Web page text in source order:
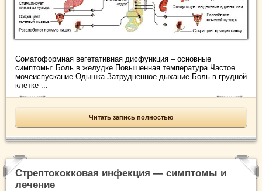
Соматоформная вегетативная дисфункция – основные
симптомы: Боль в желудке Повышенная температура Частое
мочеиспускание Одышка Затрудненное дыхание Боль в грудной
клетке ...
Читать запись полностью
Стрептококковая инфекция — симптомы и
лечение